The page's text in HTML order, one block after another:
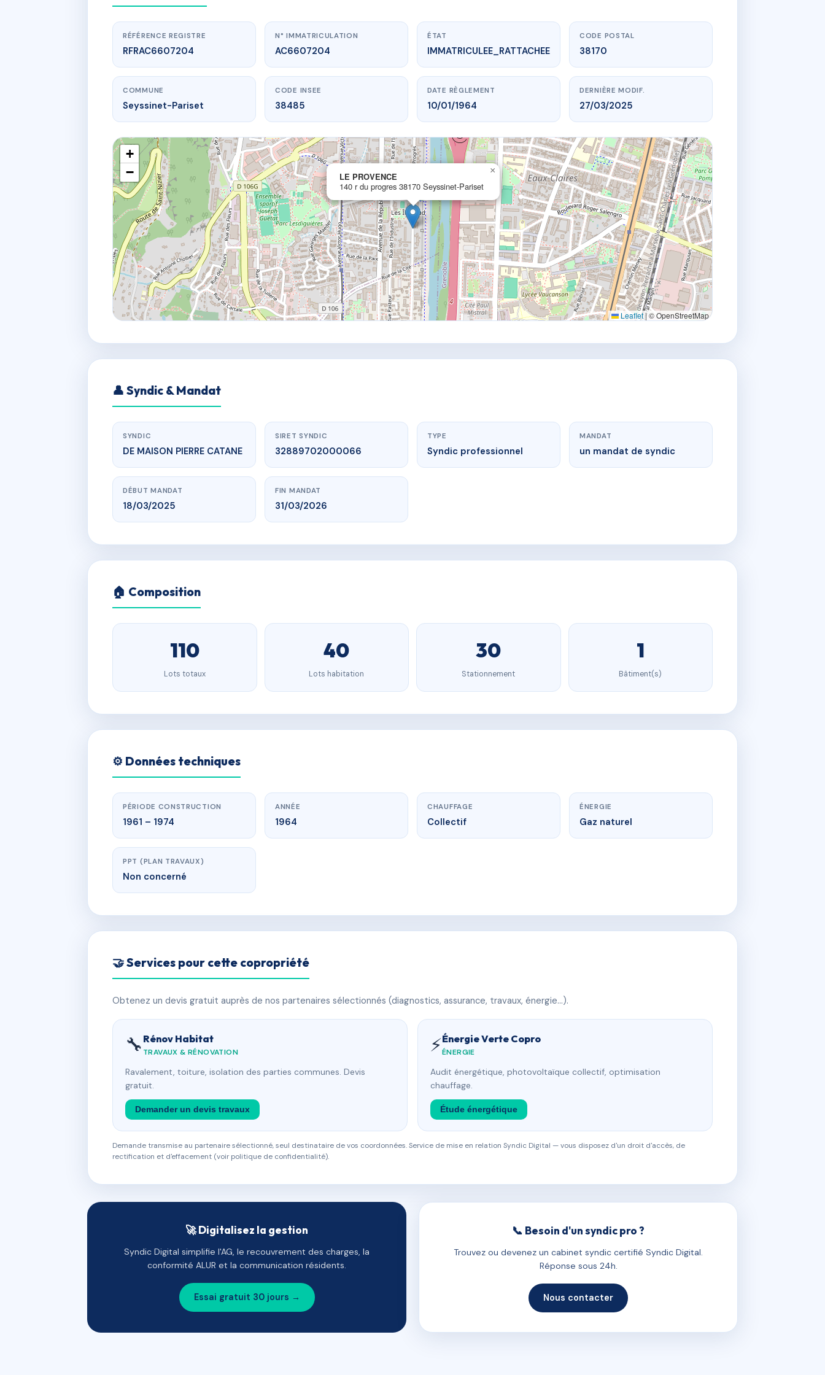
www.vme.plus/AC6607204
LE PROVENCE
140 r du progres38170 Seyssinet-Pariset
RÉFÉRENCE REGISTRE
RFRAC6607204
N° IMMATRICULATION
AC6607204
ÉTAT
IMMATRICULEE_RATTACHEE
CODE POSTAL
38170
COMMUNE
Seyssinet-Pariset
CODE INSEE
38485
DATE RÈGLEMENT
10/01/1964
DERNIÈRE MODIF.
27/03/2025
LE PROVENCE
140 r du progres 38170 Seyssinet-Pariset
×
+
−
Leaflet|© OpenStreetMap
👤 Syndic & Mandat
SYNDIC
DE MAISON PIERRE CATANE
SIRET SYNDIC
32889702000066
TYPE
Syndic professionnel
MANDAT
un mandat de syndic
DÉBUT MANDAT
18/03/2025
FIN MANDAT
31/03/2026
🏠 Composition
110
Lots totaux
40
Lots habitation
30
Stationnement
1
Bâtiment(s)
⚙️ Données techniques
PÉRIODE CONSTRUCTION
1961 – 1974
ANNÉE
1964
CHAUFFAGE
Collectif
ÉNERGIE
Gaz naturel
PPT (PLAN TRAVAUX)
Non concerné
🤝 Services pour cette copropriété
Obtenez un devis gratuit auprès de nos partenaires sélectionnés (diagnostics, assurance, travaux, énergie…).
🔧 Rénov Habitat
TRAVAUX & RÉNOVATION
Ravalement, toiture, isolation des parties communes. Devis
gratuit.
Demander un devis travaux
⚡Énergie Verte Copro
ÉNERGIE
Audit énergétique, photovoltaïque collectif, optimisation
chauffage.
Étude énergétique
Demande transmise au partenaire sélectionné, seul destinataire de vos coordonnées. Service de mise en relation Syndic Digital — vous disposez d'un droit d'accès, de
rectification et d'effacement (voir politique de confidentialité).
🚀 Digitalisez la gestion
Syndic Digital simplifie l'AG, le recouvrement des charges, la
conformité ALUR et la communication résidents.
Essai gratuit 30 jours →
📞 Besoin d'un syndic pro ?
Trouvez ou devenez un cabinet syndic certifié Syndic Digital.
Réponse sous 24h.
Nous contacter